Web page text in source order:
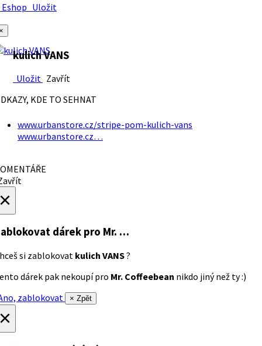
Uložit
kulich VANS
Uložit Zavřít
KDE TO SEHNAT
www.urbanstore.cz/stripe-pom-kulich-vans
www.urbanstore.cz…
dárek pro Mr. …
si zablokovat kulich VANS?
dárek pak nekoupí pro Mr. Coffeebean nikdo jiný než ty :)
zablokovat
× Zpět